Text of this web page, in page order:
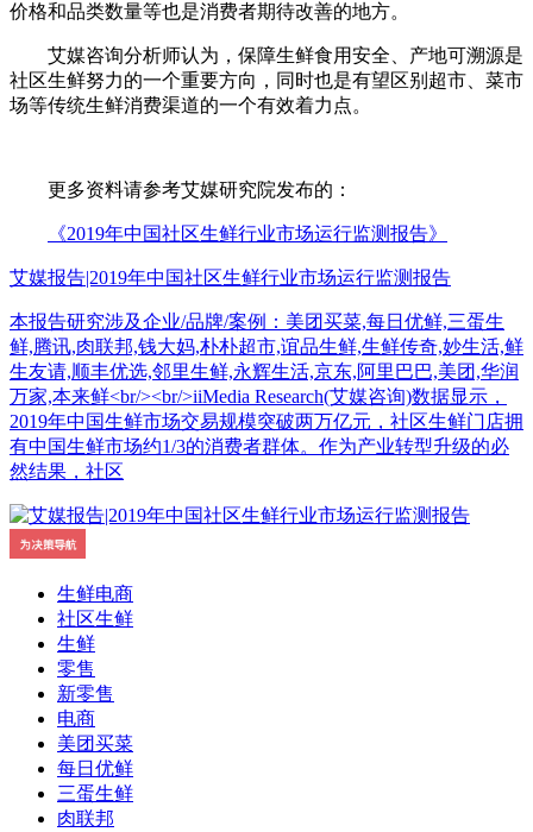
价格和品类数量等也是消费者期待改善的地方。
艾媒咨询分析师认为，保障生鲜食用安全、产地可溯源是
社区生鲜努力的一个重要方向，同时也是有望区别超市、菜市
场等传统生鲜消费渠道的一个有效着力点。
更多资料请参考艾媒研究院发布的：
《2019年中国社区生鲜行业市场运行监测报告》
艾媒报告|2019年中国社区生鲜行业市场运行监测报告
本报告研究涉及企业/品牌/案例：美团买菜,每日优鲜,三蛋生
鲜,腾讯,肉联邦,钱大妈,朴朴超市,谊品生鲜,生鲜传奇,妙生活,鲜
生友请,顺丰优选,邻里生鲜,永辉生活,京东,阿里巴巴,美团,华润
万家,本来鲜<br/><br/>iiMedia Research(艾媒咨询)数据显示，
2019年中国生鲜市场交易规模突破两万亿元，社区生鲜门店拥
有中国生鲜市场约1/3的消费者群体。作为产业转型升级的必
然结果，社区
生鲜电商
社区生鲜
生鲜
零售
新零售
电商
美团买菜
每日优鲜
三蛋生鲜
肉联邦